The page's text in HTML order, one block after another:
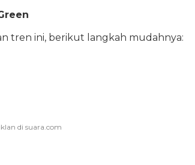
tren ini, berikut langkah mudahnya: